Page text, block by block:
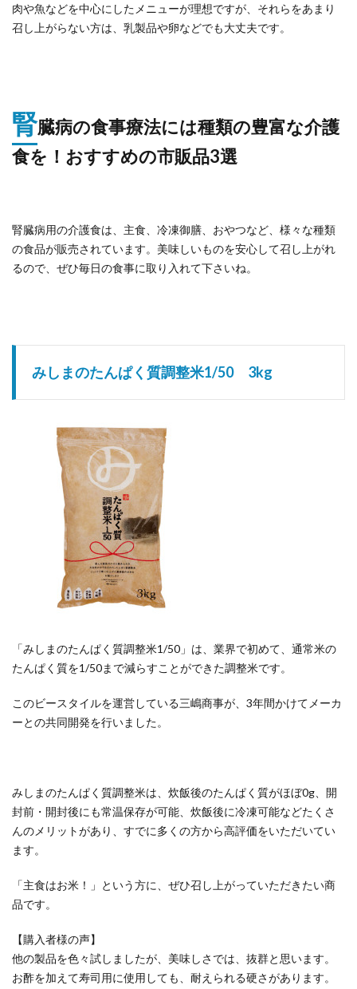
肉や魚などを中心にしたメニューが理想ですが、それらをあまり
召し上がらない方は、乳製品や卵などでも大丈夫です。
腎臓病の食事療法には種類の豊富な介護
食を！おすすめの市販品3選
腎臓病用の介護食は、主食、冷凍御膳、おやつなど、様々な種類
の食品が販売されています。美味しいものを安心して召し上がれ
るので、ぜひ毎日の食事に取り入れて下さいね。
みしまのたんぱく質調整米1/50 3kg
「みしまのたんぱく質調整米1/50」は、業界で初めて、通常米の
たんぱく質を1/50まで減らすことができた調整米です。
このビースタイルを運営している三嶋商事が、3年間かけてメーカ
ーとの共同開発を行いました。
みしまのたんぱく質調整米は、炊飯後のたんぱく質がほぼ0g、開
封前・開封後にも常温保存が可能、炊飯後に冷凍可能などたくさ
んのメリットがあり、すでに多くの方から高評価をいただいてい
ます。
「主食はお米！」という方に、ぜひ召し上がっていただきたい商
品です。
【購入者様の声】
他の製品を色々試しましたが、美味しさでは、抜群と思います。
お酢を加えて寿司用に使用しても、耐えられる硬さがあります。